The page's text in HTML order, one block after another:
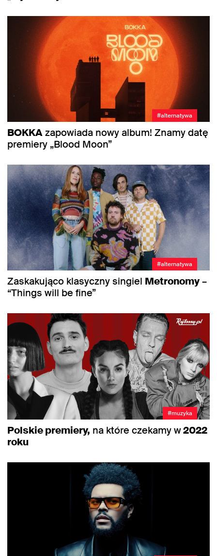
#alternatywa
BOKKAzapowiada nowy album! Znamy datę
premiery „Blood Moon”
#alternatywa
Zaskakująco klasyczny singiel Metronomy–
“Things will be fine”
#muzyka
Polskie premiery, na które czekamy w2022
roku